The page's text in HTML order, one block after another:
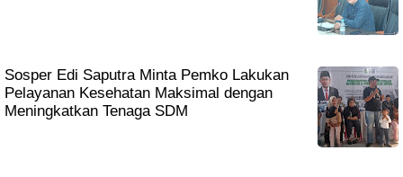
Sosper Edi Saputra Minta Pemko Lakukan
Pelayanan Kesehatan Maksimal dengan
Meningkatkan Tenaga SDM